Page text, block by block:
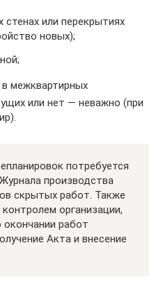
или перекрытиях
новых);
межквартирных
или нет — неважно (при
потребуется
производства
скрытых работ. Также
организации,
работ
Акта и внесение